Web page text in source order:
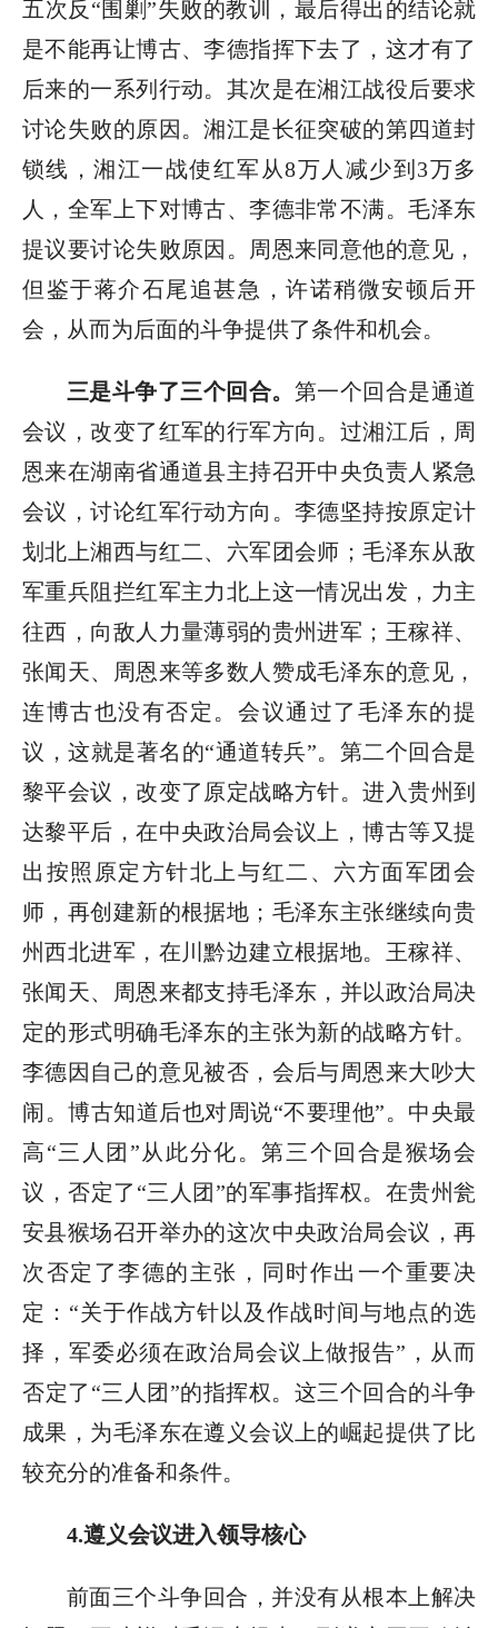
五次反“围剿”失败的教训，最后得出的结论就
是不能再让博古、李德指挥下去了，这才有了
后来的一系列行动。其次是在湘江战役后要求
讨论失败的原因。湘江是长征突破的第四道封
锁线，湘江一战使红军从8万人减少到3万多
人，全军上下对博古、李德非常不满。毛泽东
提议要讨论失败原因。周恩来同意他的意见，
但鉴于蒋介石尾追甚急，许诺稍微安顿后开
会，从而为后面的斗争提供了条件和机会。
三是斗争了三个回合。 第一个回合是通道
会议，改变了红军的行军方向。过湘江后，周
恩来在湖南省通道县主持召开中央负责人紧急
会议，讨论红军行动方向。李德坚持按原定计
划北上湘西与红二、六军团会师；毛泽东从敌
军重兵阻拦红军主力北上这一情况出发，力主
往西，向敌人力量薄弱的贵州进军；王稼祥、
张闻天、周恩来等多数人赞成毛泽东的意见，
连博古也没有否定。会议通过了毛泽东的提
议，这就是著名的“通道转兵”。第二个回合是
黎平会议，改变了原定战略方针。进入贵州到
达黎平后，在中央政治局会议上，博古等又提
出按照原定方针北上与红二、六方面军团会
师，再创建新的根据地；毛泽东主张继续向贵
州西北进军，在川黔边建立根据地。王稼祥、
张闻天、周恩来都支持毛泽东，并以政治局决
定的形式明确毛泽东的主张为新的战略方针。
李德因自己的意见被否，会后与周恩来大吵大
闹。博古知道后也对周说“不要理他”。中央最
高“三人团”从此分化。第三个回合是猴场会
议，否定了“三人团”的军事指挥权。在贵州瓮
安县猴场召开举办的这次中央政治局会议，再
次否定了李德的主张，同时作出一个重要决
定：“关于作战方针以及作战时间与地点的选
择，军委必须在政治局会议上做报告”，从而
否定了“三人团”的指挥权。这三个回合的斗争
成果，为毛泽东在遵义会议上的崛起提供了比
较充分的准备和条件。
4.遵义会议进入领导核心
前面三个斗争回合，并没有从根本上解决